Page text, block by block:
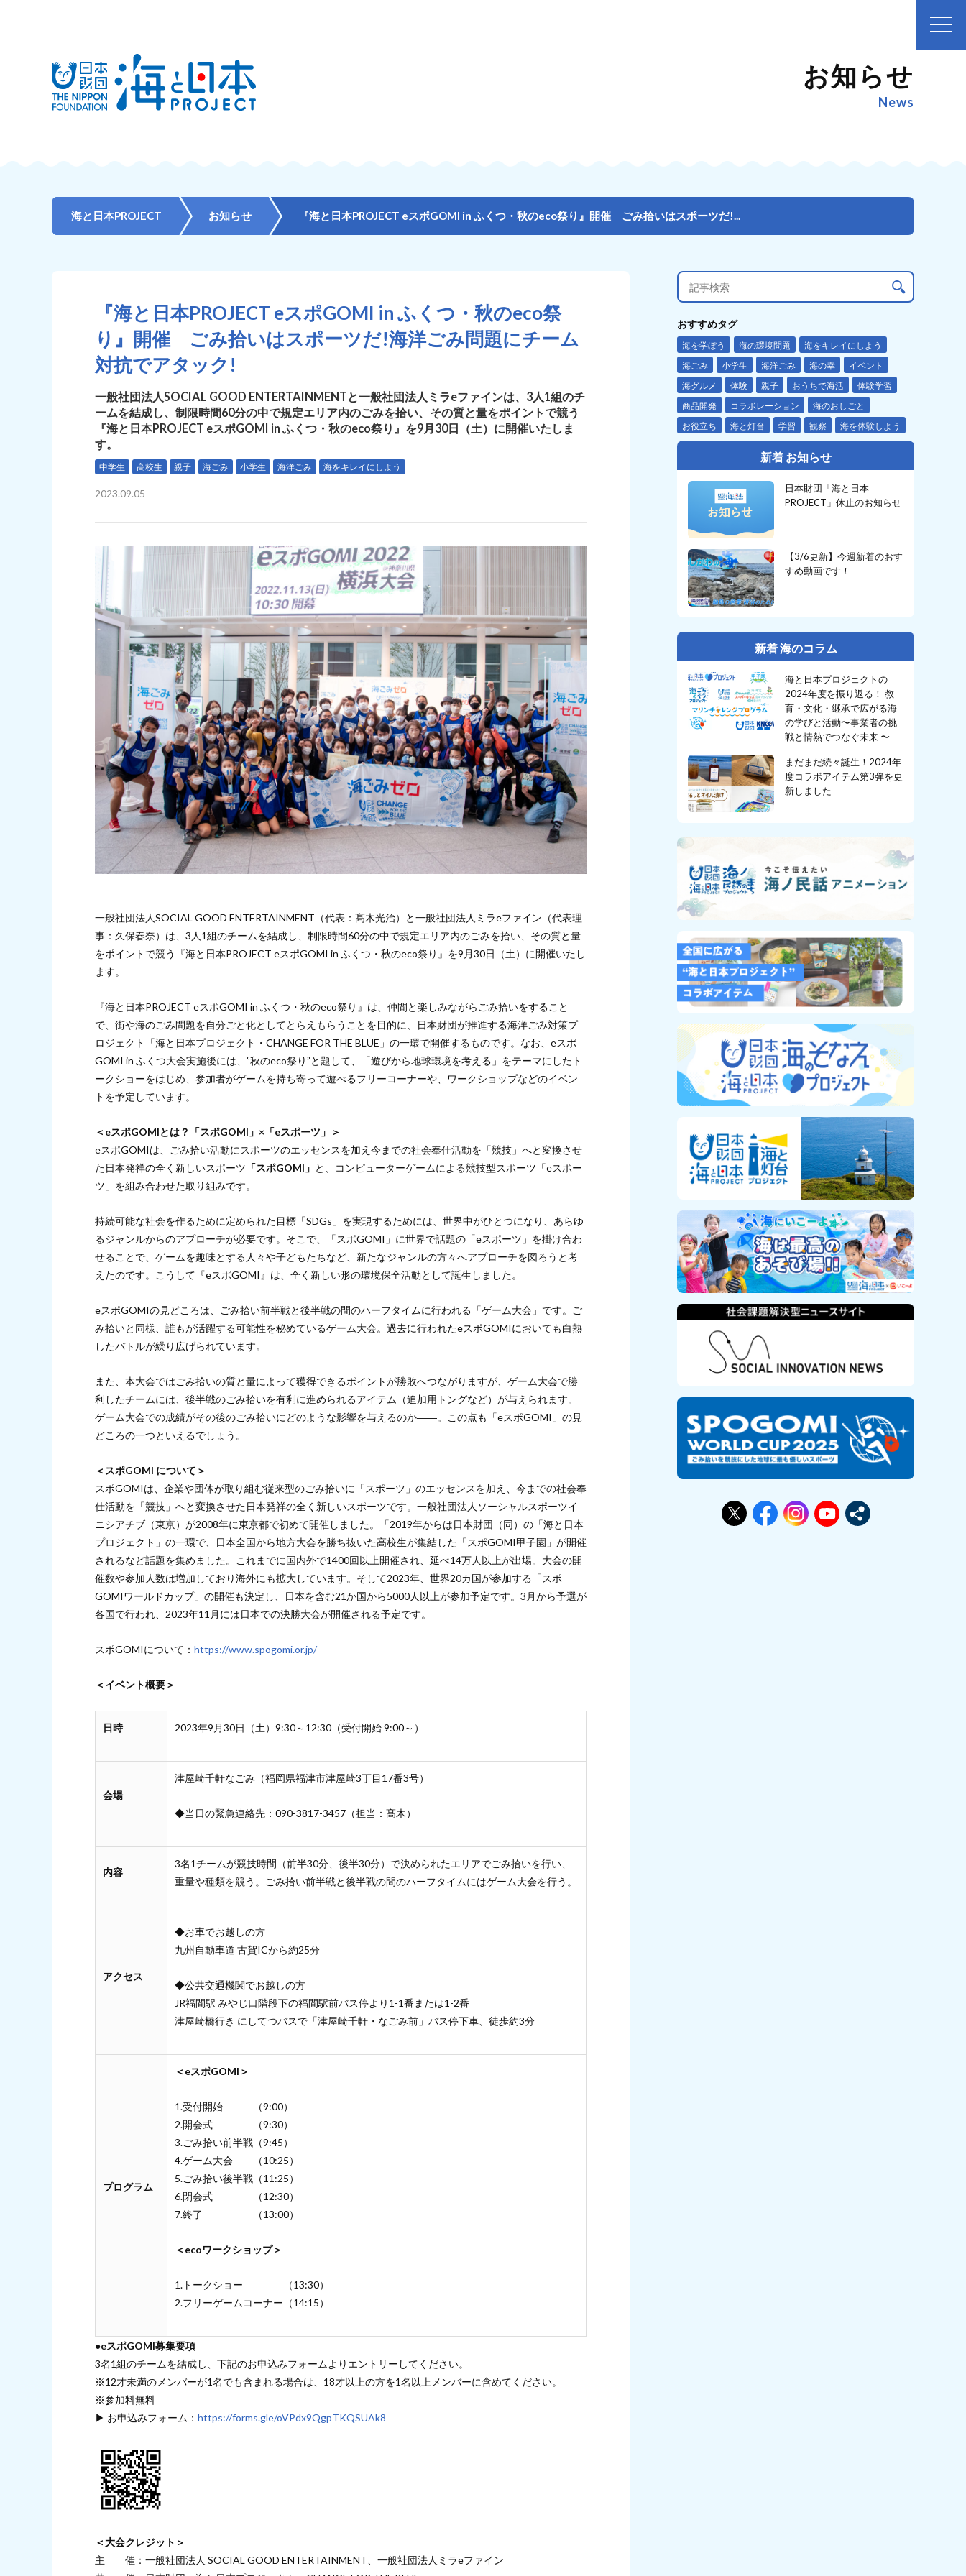
お知らせ
News
海と日本PROJECT お知らせ 『海と日本PROJECT eスポGOMI in ふくつ・秋のeco祭り』開催 ごみ拾いはスポーツだ!...
『海と日本PROJECT eスポGOMI in ふくつ・秋のeco祭
り』開催 ごみ拾いはスポーツだ!海洋ごみ問題にチーム
対抗でアタック!
一般社団法人SOCIAL GOOD ENTERTAINMENTと一般社団法人ミラeファインは、3人1組のチ
ームを結成し、制限時間60分の中で規定エリア内のごみを拾い、その質と量をポイントで競う
『海と日本PROJECT eスポGOMI in ふくつ・秋のeco祭り』を9月30日（土）に開催いたしま
す。
中学生 高校生 親子 海ごみ 小学生 海洋ごみ 海をキレイにしよう
2023.09.05
一般社団法人SOCIAL GOOD ENTERTAINMENT（代表：髙木光治）と一般社団法人ミラeファイン（代表理
事：久保春奈）は、3人1組のチームを結成し、制限時間60分の中で規定エリア内のごみを拾い、その質と量
をポイントで競う『海と日本PROJECT eスポGOMI in ふくつ・秋のeco祭り』を9月30日（土）に開催いたし
ます。
『海と日本PROJECT eスポGOMI in ふくつ・秋のeco祭り』は、仲間と楽しみながらごみ拾いをすること
で、街や海のごみ問題を自分ごと化としてとらえもらうことを目的に、日本財団が推進する海洋ごみ対策プ
ロジェクト「海と日本プロジェクト・CHANGE FOR THE BLUE」の一環で開催するものです。なお、eスポ
GOMI in ふくつ大会実施後には、”秋のeco祭り”と題して、「遊びから地球環境を考える」をテーマにしたト
ークショーをはじめ、参加者がゲームを持ち寄って遊べるフリーコーナーや、ワークショップなどのイベン
トを予定しています。
＜eスポGOMIとは？「スポGOMI」×「eスポーツ」＞
eスポGOMIは、ごみ拾い活動にスポーツのエッセンスを加え今までの社会奉仕活動を「競技」へと変換させ
た日本発祥の全く新しいスポーツ 「スポGOMI」 と、コンピューターゲームによる競技型スポーツ「eスポー
ツ」を組み合わせた取り組みです。
持続可能な社会を作るために定められた目標「SDGs」を実現するためには、世界中がひとつになり、あらゆ
るジャンルからのアプローチが必要です。そこで、「スポGOMI」に世界で話題の「eスポーツ」を掛け合わ
せることで、ゲームを趣味とする人々や子どもたちなど、新たなジャンルの方々へアプローチを図ろうと考
えたのです。こうして『eスポGOMI』は、全く新しい形の環境保全活動として誕生しました。
eスポGOMIの見どころは、ごみ拾い前半戦と後半戦の間のハーフタイムに行われる「ゲーム大会」です。ご
み拾いと同様、誰もが活躍する可能性を秘めているゲーム大会。過去に行われたeスポGOMIにおいても白熱
したバトルが繰り広げられています。
また、本大会ではごみ拾いの質と量によって獲得できるポイントが勝敗へつながりますが、ゲーム大会で勝
利したチームには、後半戦のごみ拾いを有利に進められるアイテム（追加用トングなど）が与えられます。
ゲーム大会での成績がその後のごみ拾いにどのような影響を与えるのか――。この点も「eスポGOMI」の見
どころの一つといえるでしょう。
＜スポGOMI について＞
スポGOMIは、企業や団体が取り組む従来型のごみ拾いに「スポーツ」のエッセンスを加え、今までの社会奉
仕活動を「競技」へと変換させた日本発祥の全く新しいスポーツです。一般社団法人ソーシャルスポーツイ
ニシアチブ（東京）が2008年に東京都で初めて開催しました。「2019年からは日本財団（同）の「海と日本
プロジェクト」の一環で、日本全国から地方大会を勝ち抜いた高校生が集結した「スポGOMI甲子園」が開催
されるなど話題を集めました。これまでに国内外で1400回以上開催され、延べ14万人以上が出場。大会の開
催数や参加人数は増加しており海外にも拡大しています。そして2023年、世界20カ国が参加する「スポ
GOMIワールドカップ」の開催も決定し、日本を含む21か国から5000人以上が参加予定です。3月から予選が
各国で行われ、2023年11月には日本での決勝大会が開催される予定です。
スポGOMIについて： https://www.spogomi.or.jp/
＜イベント概要＞
日時 2023年9月30日（土）9:30～12:30（受付開始 9:00～）
会場
津屋崎千軒なごみ（福岡県福津市津屋崎3丁目17番3号）
◆当日の緊急連絡先：090-3817-3457（担当：髙木）
内容
3名1チームが競技時間（前半30分、後半30分）で決められたエリアでごみ拾いを行い、
重量や種類を競う。ごみ拾い前半戦と後半戦の間のハーフタイムにはゲーム大会を行う。
アクセス
◆お車でお越しの方
九州自動車道 古賀ICから約25分
◆公共交通機関でお越しの方
JR福間駅 みやじ口階段下の福間駅前バス停より1-1番または1-2番
津屋崎橋行き にしてつバスで「津屋崎千軒・なごみ前」バス停下車、徒歩約3分
プログラム
＜eスポGOMI＞
1.受付開始 （9:00）
2.開会式 （9:30）
3.ごみ拾い前半戦（9:45）
4.ゲーム大会 （10:25）
5.ごみ拾い後半戦（11:25）
6.閉会式 （12:30）
7.終了 （13:00）
＜ecoワークショップ＞
1.トークショー （13:30）
2.フリーゲームコーナー（14:15）
●eスポGOMI募集要項
3名1組のチームを結成し、下記のお申込みフォームよりエントリーしてください。
※12才未満のメンバーが1名でも含まれる場合は、18才以上の方を1名以上メンバーに含めてください。
※参加料無料
▶ お申込みフォーム： https://forms.gle/oVPdx9QgpTKQSUAk8
＜大会クレジット＞
主 催：一般社団法人 SOCIAL GOOD ENTERTAINMENT、一般社団法人ミラeファイン
おすすめタグ
海を学ぼう 海の環境問題
海をキレイにしよう
海ごみ
小学生 海洋ごみ 海の幸
イベント
海グルメ
体験 親子 おうちで海活
体験学習
商品開発
コラボレーション
海のおしごと
お役立ち
海と灯台 学習 観察 海を体験しよう
新着 お知らせ
日本財団「海と日本
PROJECT」休止のお知らせ
【3/6更新】今週新着のおす
すめ動画です！
新着 海のコラム
海と日本プロジェクトの
2024年度を振り返る！ 教
育・文化・継承で広がる海
の学びと活動〜事業者の挑
戦と情熱でつなぐ未来 〜
まだまだ続々誕生！2024年
度コラボアイテム第3弾を更
新しました